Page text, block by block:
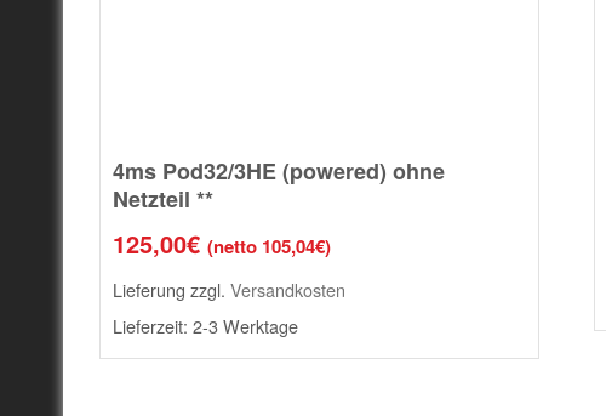
4ms Pod32/3HE (powered) ohne
Netzteil **
125,00€ (netto 105,04€)
Lieferung zzgl. Versandkosten
Lieferzeit: 2-3 Werktage